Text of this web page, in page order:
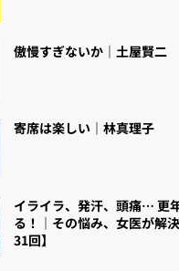
傲慢すぎないか｜土屋賢二
寄席は楽しい｜林真理子
イライラ、発汗、頭痛… 更
る！｜その悩み、女医が解
31回】